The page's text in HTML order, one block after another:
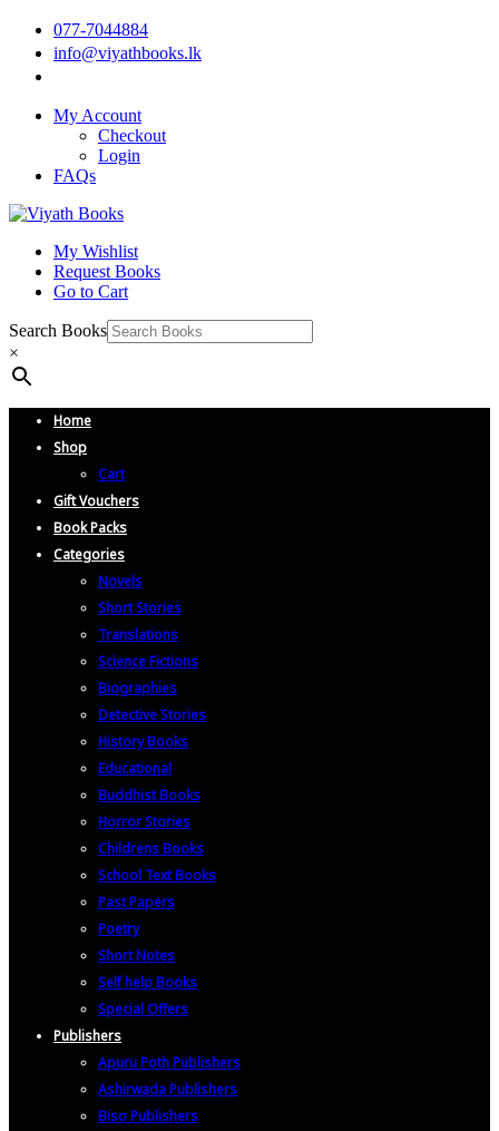
077-7044884
info@viyathbooks.lk
My Account
Checkout
Login
FAQs
My Wishlist
Request Books
Go to Cart
Search Books
×
Home
Shop
Cart
Gift Vouchers
Book Packs
Categories
Novels
Short Stories
Translations
Science Fictions
Biographies
Detective Stories
History Books
Educational
Buddhist Books
Horror Stories
Childrens Books
School Text Books
Past Papers
Poetry
Short Notes
Self help Books
Special Offers
Publishers
Apuru Poth Publishers
Ashirwada Publishers
Biso Publishers